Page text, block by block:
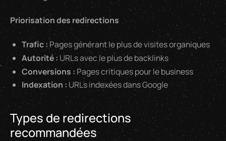
Priorisation des redirections
Trafic :Pages générant le plus de visites organiques
Autorité : URLs avec le plus de backlinks
Conversions : Pages critiques pour le business
Indexation : URLs indexées dans Google
Types de redirections
recommandées